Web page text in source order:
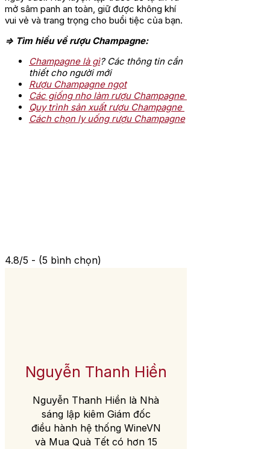
mở sâm panh an toàn, giữ được không khí
vui vẻ và trang trọng cho buổi tiệc của bạn.
=> Tìm hiểu về rượu Champagne:
Champagne là gì? Các thông tin cần
thiết cho người mới
Rượu Champagne ngọt
Các giống nho làm rượu Champagne
Quy trình sản xuất rượu Champagne
Cách chọn ly uống rượu Champagne
4.8/5 - (5 bình chọn)
Nguyễn Thanh Hiền
Nguyễn Thanh Hiền là Nhà
sáng lập kiêm Giám đốc
điều hành hệ thống WineVN
và Mua Quà Tết có hơn 15